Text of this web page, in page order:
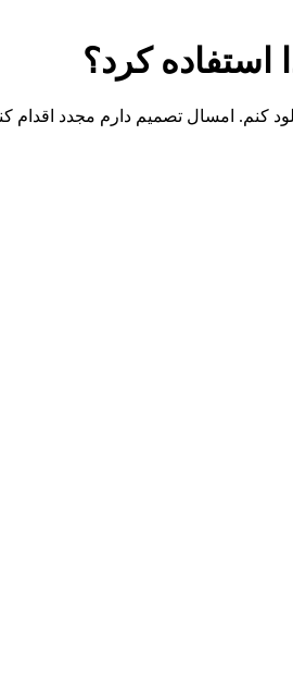
استفاده کرد؟
کنم. امسال تصمیم دارم مجدد اقدام